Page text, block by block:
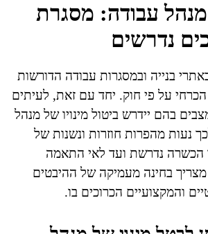
מנהל עבודה: מסגרת
נדרשים
בנייה ובמסגרות עבודה הדורשות
הכרחי על פי חוק. יחד עם זאת, לעיתים
בהם יידרש ביטול מינויו של מנהל
נעות מהפרות חוזרות ונשנות של
הכשרה נדרשת ועד לאי התאמה
בחינה מעמיקה של ההיבטים
והמקצועיים הכרוכים בו.